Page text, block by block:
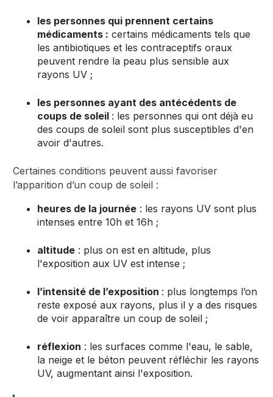
les personnes qui prennent certains
médicaments : certains médicaments tels que
les antibiotiques et les contraceptifs oraux
peuvent rendre la peau plus sensible aux
rayons UV ;
les personnes ayant des antécédents de
coups de soleil : les personnes qui ont déjà eu
des coups de soleil sont plus susceptibles d'en
avoir d'autres.
Certaines conditions peuvent aussi favoriser
l’apparition d’un coup de soleil :
heures de la journée : les rayons UV sont plus
intenses entre 10h et 16h ;
altitude : plus on est en altitude, plus
l'exposition aux UV est intense ;
l’intensité de l’exposition : plus longtemps l’on
reste exposé aux rayons, plus il y a des risques
de voir apparaître un coup de soleil ;
réflexion : les surfaces comme l'eau, le sable,
la neige et le béton peuvent réfléchir les rayons
UV, augmentant ainsi l'exposition.